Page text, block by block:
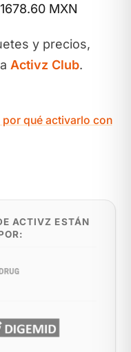
MXN
y precios,
Activz Club.
por qué activarlo con
ACTIVZ ESTÁN